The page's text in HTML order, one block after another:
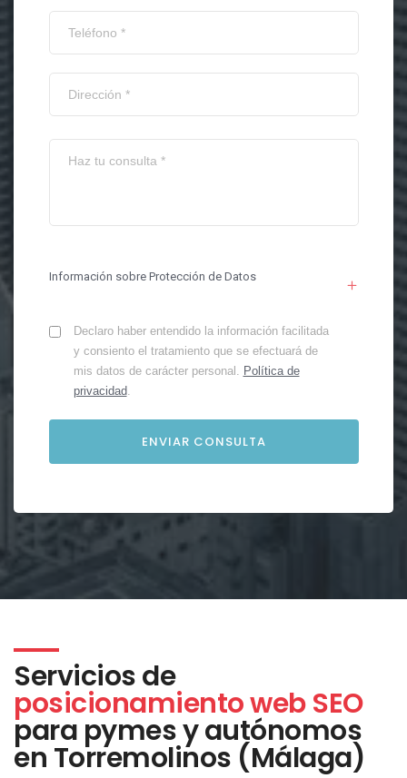
Información sobre Protección de Datos
Declaro haber entendido la información facilitada
y consiento el tratamiento que se efectuará de
mis datos de carácter personal. Política de
privacidad.
Servicios de
posicionamiento web SEO
para pymes y autónomos
en Torremolinos (Málaga)